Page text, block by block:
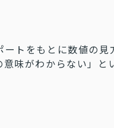
トをもとに数値の見
味がわからない」と